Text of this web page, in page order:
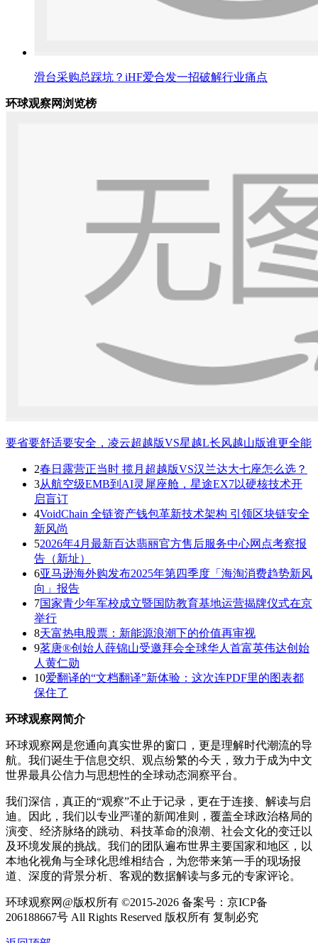
滑台采购总踩坑？iHF爱合发一招破解行业痛点
环球观察网浏览榜
要省要舒适要安全，凌云超越版VS星越L长风越山版谁更全能
2春日露营正当时 揽月超越版VS汉兰达大七座怎么选？
3从航空级EMB到AI灵犀座舱，星途EX7以硬核技术开
启盲订
4VoidChain 全链资产钱包革新技术架构 引领区块链安全
新风尚
52026年4月最新百达翡丽官方售后服务中心网点考察报
告（新址）
6亚马逊海外购发布2025年第四季度「海淘消费趋势新风
向」报告
7国家青少年军校成立暨国防教育基地运营揭牌仪式在京
举行
8天富热电股票：新能源浪潮下的价值再审视
9茗唐®创始人薛锦山受邀拜会全球华人首富英伟达创始
人黄仁勋
10爱翻译的“文档翻译”新体验：这次连PDF里的图表都
保住了
环球观察网简介
环球观察网是您通向真实世界的窗口，更是理解时代潮流的导
航。我们诞生于信息交织、观点纷繁的今天，致力于成为中文
世界最具公信力与思想性的全球动态洞察平台。
我们深信，真正的“观察”不止于记录，更在于连接、解读与启
迪。因此，我们以专业严谨的新闻准则，覆盖全球政治格局的
演变、经济脉络的跳动、科技革命的浪潮、社会文化的变迁以
及环境发展的挑战。我们的团队遍布世界主要国家和地区，以
本地化视角与全球化思维相结合，为您带来第一手的现场报
道、深度的背景分析、客观的数据解读与多元的专家评论。
环球观察网@版权所有 ©2015-2026 备案号：京ICP备
206188667号 All Rights Reserved 版权所有 复制必究